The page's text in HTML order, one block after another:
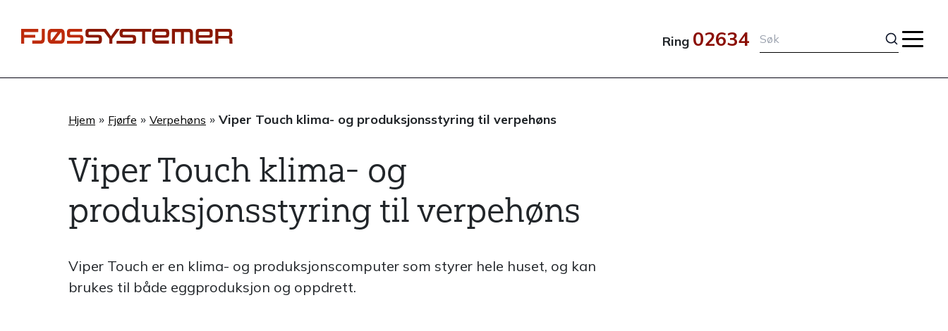
rett
Ring 02634
Hjem » Fjørfe » Verpehøns » Viper Touch klima- og produksjonsstyring til verpehøns
Viper Touch klima- og
produksjonsstyring til verpehøns
Viper Touch er en klima- og produksjonscomputer som styrer hele huset, og kan
brukes til både eggproduksjon og oppdrett.